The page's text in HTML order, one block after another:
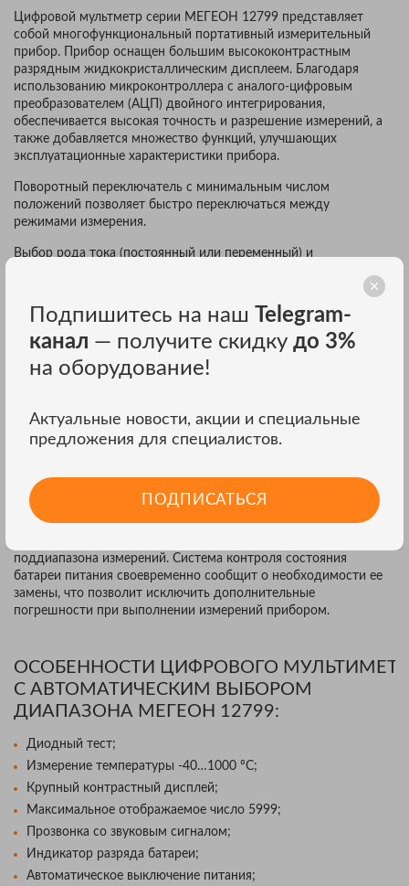
Цифровой мультметр серии МЕГЕОН 12799 представляет
собой многофункциональный портативный измерительный
прибор. Прибор оснащен большим высококонтрастным
разрядным жидкокристаллическим дисплеем. Благодаря
использованию микроконтроллера с аналого-цифровым
преобразователем (АЦП) двойного интегрирования,
обеспечивается высокая точность и разрешение измерений, а
также добавляется множество функций, улучшающих
эксплуатационные характеристики прибора.
Поворотный переключатель с минимальным числом
положений позволяет быстро переключаться между
режимами измерения.
Выбор рода тока (постоянный или переменный) и
отключения увеличивает срок службы используемой в приборе
батареи. Измерения выполняются еще легче и быстрее
благодаря наличию автоматического выбора поддиапазонов
измерений.
значений выполняется простым нажатием кнопки «MAX/MIN».
При необходимости фиксации произвольных измеренных
простым нажатием кнопки на торце прибора.
Установка нуля производится простым нажатием кнопки
(«REL»). Защита от перегрузки позволяет уменьшить риск
поддиапазона измерений. Система контроля состояния
батареи питания своевременно сообщит о необходимости ее
замены, что позволит исключить дополнительные
погрешности при выполнении измерений прибором.
ОСОБЕННОСТИ ЦИФРОВОГО
С АВТОМАТИЧЕСКИМ ВЫБОРОМ
ДИАПАЗОНА МЕГЕОН 12799:
Диодный тест;
Измерение температуры -40…1000 ºС;
Крупный контрастный дисплей;
Максимальное отображаемое число 5999;
Прозвонка со звуковым сигналом;
Индикатор разряда батареи;
Автоматическое выключение питания;
Подпишитесь на наш Telegram-
канал — получите скидку до 3%
на оборудование!
Актуальные новости, акции и специальные
предложения для специалистов.
ПОДПИСАТЬСЯ